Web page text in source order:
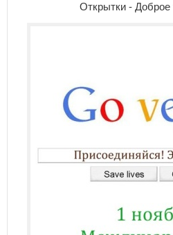
Открытки - Доброе